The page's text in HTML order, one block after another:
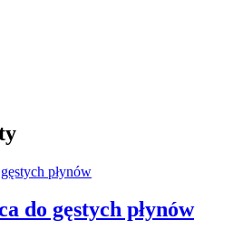
do gęstych płynów